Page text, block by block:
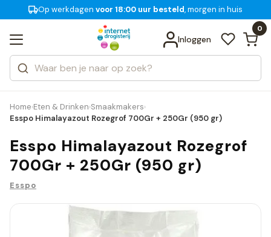
Op werkdagen voor 18:00 uur besteld, morgen in huis
Gratis bezorging
Inloggen
0
Zoeken
Categorieën
Merken
Bekijk alle resultaten
Home›Eten & Drinken›Smaakmakers›
Esspo Himalayazout Rozegrof 700Gr + 250Gr (950 gr)
Esspo Himalayazout Rozegrof
700Gr + 250Gr (950 gr)
Esspo